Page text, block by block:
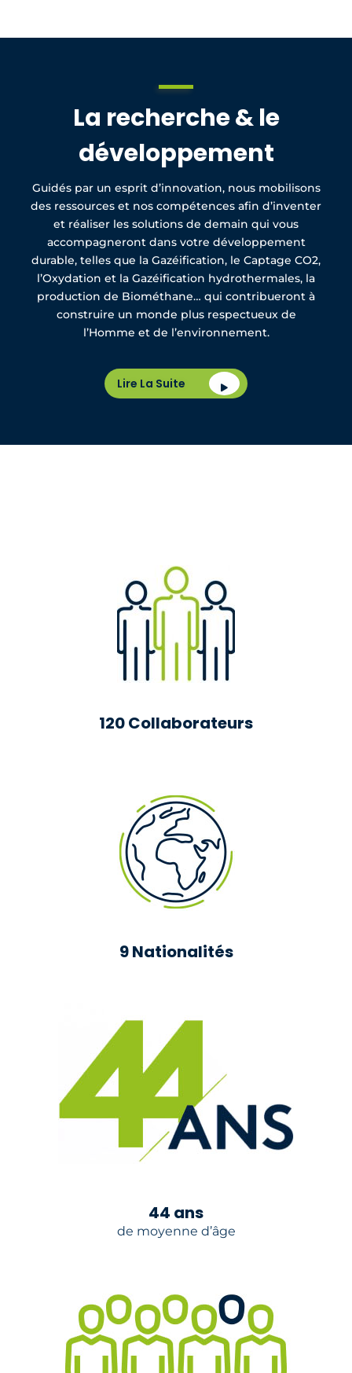
La recherche & le
développement
Guidés par un esprit d’innovation, nous mobilisons
des ressources et nos compétences afin d’inventer
et réaliser les solutions de demain qui vous
accompagneront dans votre développement
durable, telles que la Gazéification, le Captage CO2,
l’Oxydation et la Gazéification hydrothermales, la
production de Biométhane… qui contribueront à
construire un monde plus respectueux de
l’Homme et de l’environnement.
Lire La Suite
120 Collaborateurs
9 Nationalités
44 ans
de moyenne d’âge